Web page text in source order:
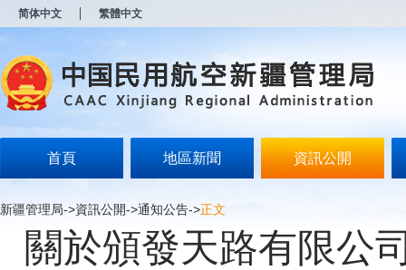
简体中文 繁體中文
首頁 地區新聞 資訊公開
新疆管理局->資訊公開->通知公告->正文
關於頒發天路有限公
开
无
障
说
按
Alt